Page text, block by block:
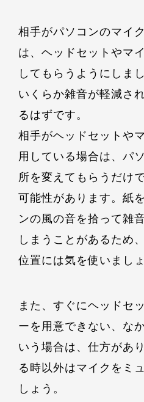
相手がパソコンのマイ
は、ヘッドセットやマ
してもらうようにしま
いくらか雑音が軽減さ
るはずです。
相手がヘッドセットや
用している場合は、パ
所を変えてもらうだけ
可能性があります。紙
ンの風の音を拾って雑
しまうことがあるため
位置には気を使いましょ
また、すぐにヘッドセ
ーを用意できない、な
いう場合は、仕方があ
る時以外はマイクをミ
しょう。